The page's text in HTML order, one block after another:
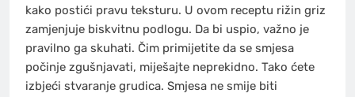
kako postići pravu teksturu. U ovom receptu rižin griz
zamjenjuje biskvitnu podlogu. Da bi uspio, važno je
pravilno ga skuhati. Čim primijetite da se smjesa
počinje zgušnjavati, miješajte neprekidno. Tako ćete
izbjeći stvaranje grudica. Smjesa ne smije biti